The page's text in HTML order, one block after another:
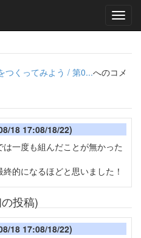
つくってみよう / 第0...へのコメ
18 17:08/18/22)
一度も組んだことが無かった
的になるほどと思いました！
投稿)
18 17:08/18/22)